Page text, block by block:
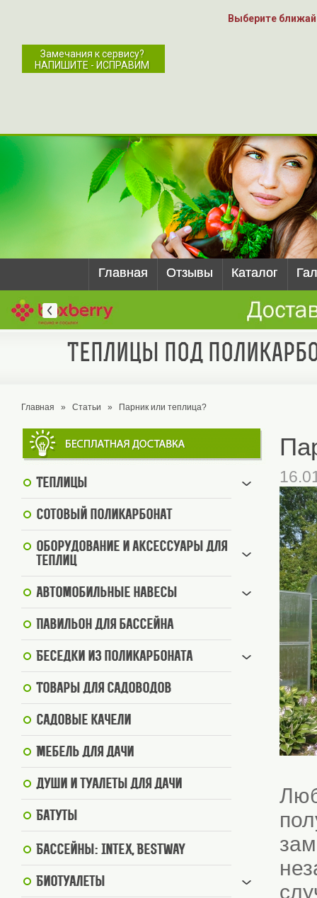
Выберите
Замечания к сервису?
НАПИШИТЕ - ИСПРАВИМ
Главная Отзывы Каталог
Теплицы под
Главная » Статьи » Парник или теплица?
Теплицы
Сотовый поликарбонат
Оборудование и аксессуары для
теплиц
Автомобильные навесы
Павильон для бассейна
Беседки из поликарбоната
Товары для садоводов
Садовые качели
Мебель для дачи
Души и туалеты для дачи
Батуты
Бассейны: Intex, BestWay
Биотуалеты